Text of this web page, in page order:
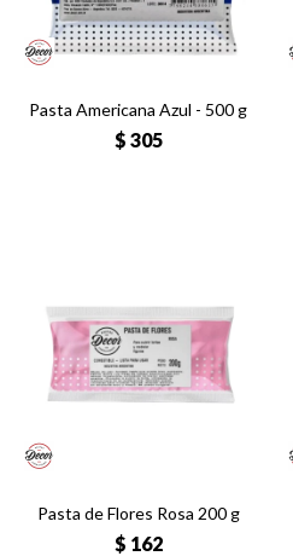
Pasta Americana Azul - 500 g
$ 305
Pasta de Flores Rosa 200 g
$ 162